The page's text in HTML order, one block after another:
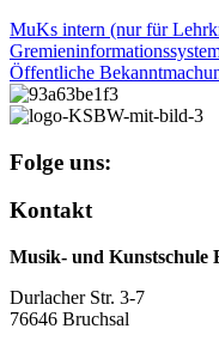
MuKs intern (nur für
Öffentliche
Folge uns:
Kontakt
Musik- und Kunstschule
Durlacher Str. 3-7
76646 Bruchsal